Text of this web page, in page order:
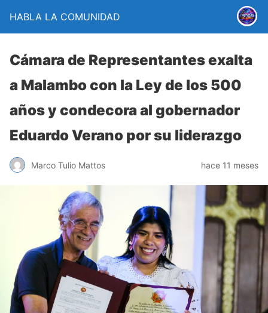
HABLA LA COMUNIDAD
Cámara de Representantes exalta
a Malambo con la Ley de los 500
años y condecora al gobernador
Eduardo Verano por su liderazgo
Marco Tulio Mattos hace 11 meses